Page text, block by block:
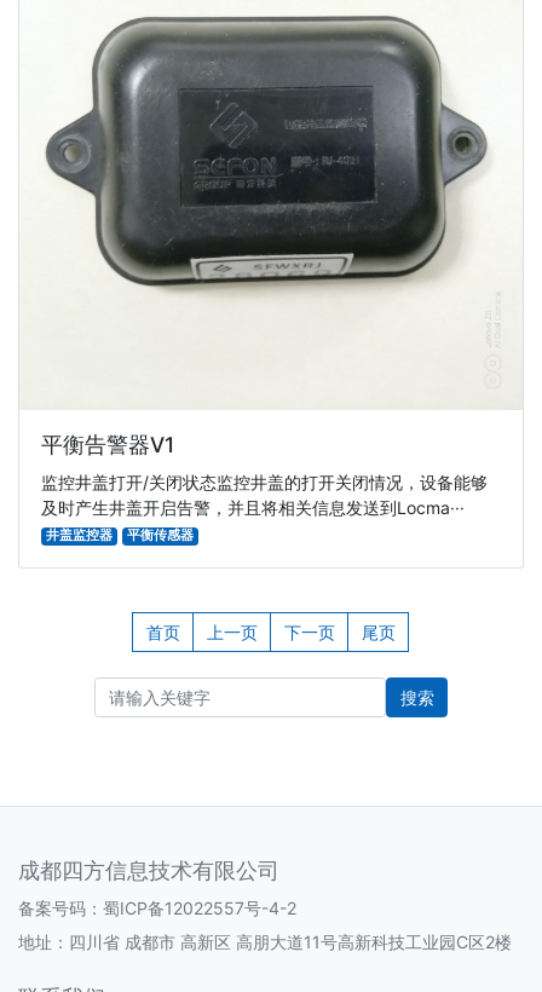
平衡告警器V1
监控井盖打开/关闭状态监控井盖的打开关闭情况，设备能够
及时产生井盖开启告警，并且将相关信息发送到Locma···
井盖监控器 平衡传感器
首页 上一页 下一页 尾页
搜索
成都四方信息技术有限公司
备案号码： 蜀ICP备12022557号-4-2
地址：四川省 成都市 高新区 高朋大道11号高新科技工业园C区2楼